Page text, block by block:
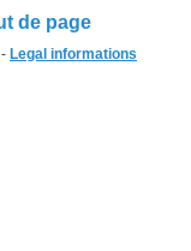
de page
Legal informations